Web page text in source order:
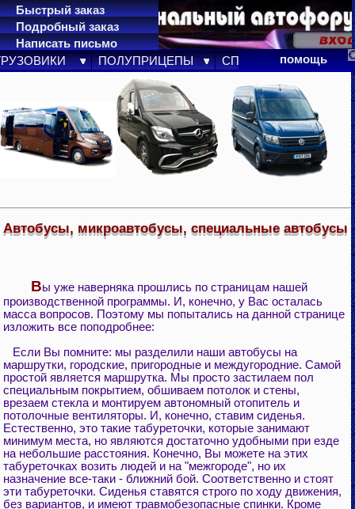
Быстрый заказ
Подробный заказ
Написать письмо
карта сайта
помощь
Автобусы, микроавтобусы, специальные автобусы
Вы уже наверняка прошлись по страницам нашей
производственной программы. И, конечно, у Вас осталась
масса вопросов. Поэтому мы попытались на данной странице
изложить все поподробнее:
Если Вы помните: мы разделили наши автобусы на
маршрутки, городские, пригородные и междугородние. Самой
простой является маршрутка. Мы просто застилаем пол
специальным покрытием, обшиваем потолок и стены,
врезаем стекла и монтируем автономный отопитель и
потолочные вентиляторы. И, конечно, ставим сиденья.
Естественно, это такие табуреточки, которые занимают
минимум места, но являются достаточно удобными при езде
на небольшие расстояния. Конечно, Вы можете на этих
табуреточках возить людей и на "межгороде", но их
назначение все-таки - ближний бой. Соответственно и стоят
эти табуреточки. Сиденья ставятся строго по ходу движения,
без вариантов, и имеют травмобезопасные спинки. Кроме
ПОЛУПРИЦЕПЫ СПЕЦТЕХНИКА